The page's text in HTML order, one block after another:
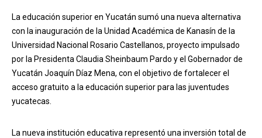
La educación superior en Yucatán sumó una nueva alternativa
con la inauguración de la Unidad Académica de Kanasín de la
Universidad Nacional Rosario Castellanos, proyecto impulsado
por la Presidenta Claudia Sheinbaum Pardo y el Gobernador de
Yucatán Joaquín Díaz Mena, con el objetivo de fortalecer el
acceso gratuito a la educación superior para las juventudes
yucatecas.
La nueva institución educativa representó una inversión total de